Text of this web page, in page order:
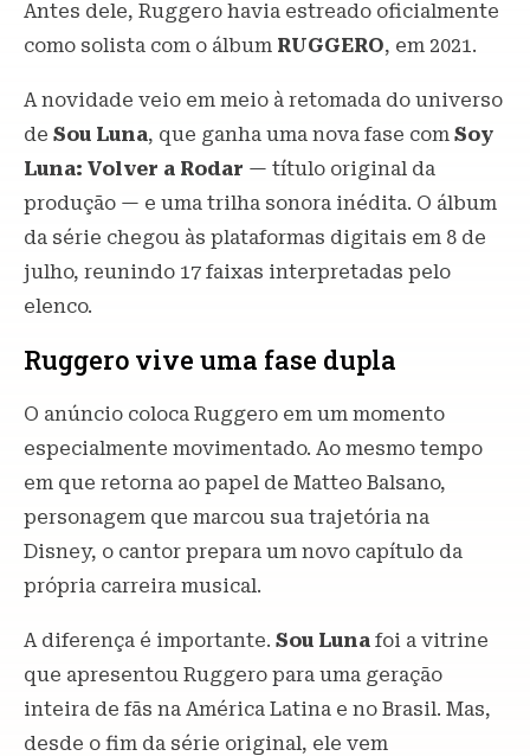
Antes dele, Ruggero havia estreado oficialmente
como solista com o álbum RUGGERO, em 2021.
A novidade veio em meio à retomada do universo
de Sou Luna, que ganha uma nova fase com Soy
Luna: Volver a Rodar — título original da
produção — e uma trilha sonora inédita. O álbum
da série chegou às plataformas digitais em 8 de
julho, reunindo 17 faixas interpretadas pelo
elenco.
Ruggero vive uma fase dupla
O anúncio coloca Ruggero em um momento
especialmente movimentado. Ao mesmo tempo
em que retorna ao papel de Matteo Balsano,
personagem que marcou sua trajetória na
Disney, o cantor prepara um novo capítulo da
própria carreira musical.
A diferença é importante. Sou Luna foi a vitrine
que apresentou Ruggero para uma geração
inteira de fãs na América Latina e no Brasil. Mas,
desde o fim da série original, ele vem